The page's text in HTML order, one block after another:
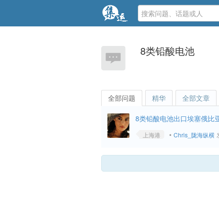
8类铅酸电池
全部问题 精华 全部文章
8类铅酸电池出口埃塞俄比
上海港
• Chris_陇海纵横